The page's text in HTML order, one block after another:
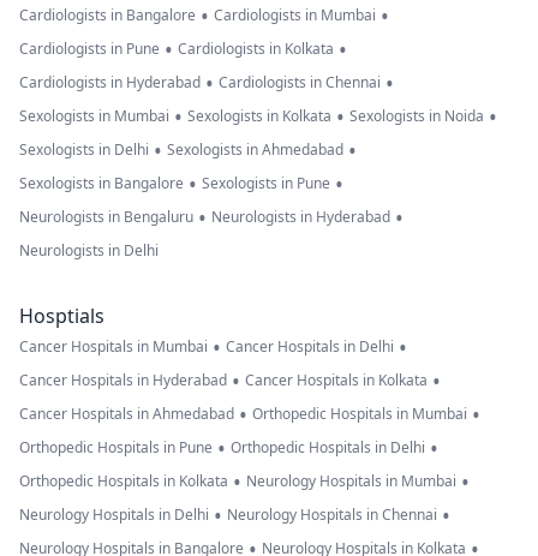
Cardiologists in Bangalore • Cardiologists in Mumbai •
Cardiologists in Pune • Cardiologists in Kolkata •
Cardiologists in Hyderabad • Cardiologists in Chennai •
Sexologists in Mumbai • Sexologists in Kolkata • Sexologists in Noida •
Sexologists in Delhi • Sexologists in Ahmedabad •
Sexologists in Bangalore • Sexologists in Pune •
Neurologists in Bengaluru • Neurologists in Hyderabad •
Neurologists in Delhi
Hosptials
Cancer Hospitals in Mumbai • Cancer Hospitals in Delhi •
Cancer Hospitals in Hyderabad • Cancer Hospitals in Kolkata •
Cancer Hospitals in Ahmedabad • Orthopedic Hospitals in Mumbai •
Orthopedic Hospitals in Pune • Orthopedic Hospitals in Delhi •
Orthopedic Hospitals in Kolkata • Neurology Hospitals in Mumbai •
Neurology Hospitals in Delhi • Neurology Hospitals in Chennai •
Neurology Hospitals in Bangalore • Neurology Hospitals in Kolkata •